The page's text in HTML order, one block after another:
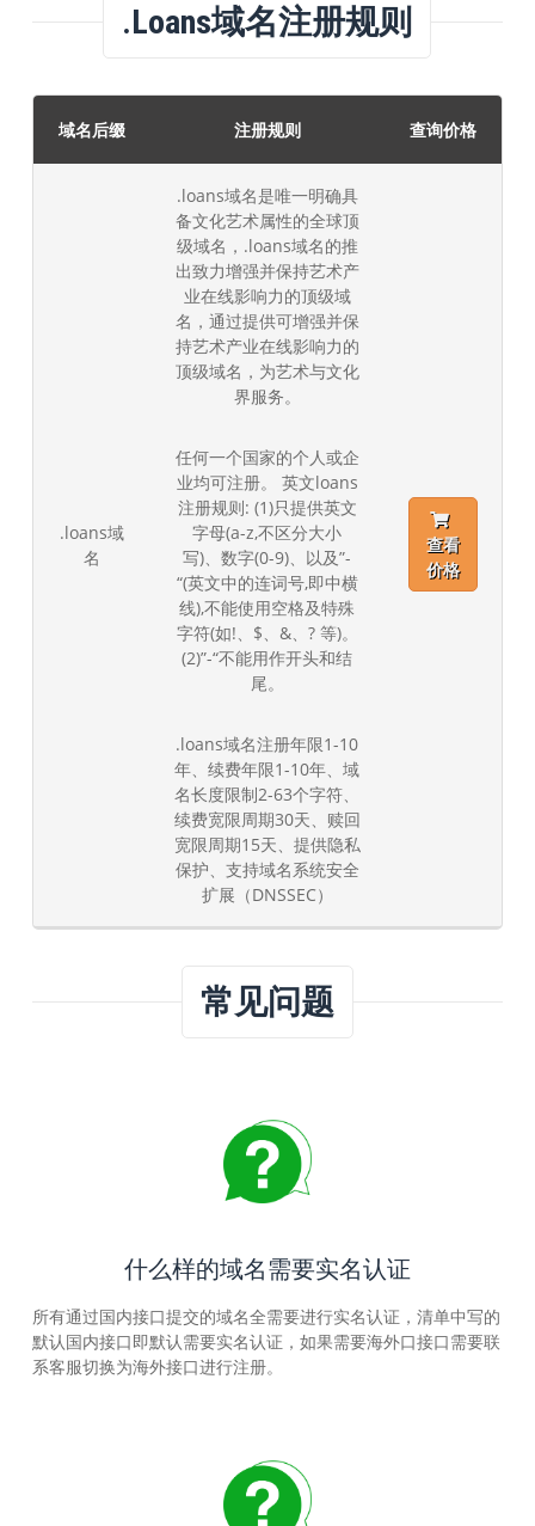
.loans域名注册规则
域名后缀 注册规则 查询价格
.loans域
名
.loans域名是唯一明确具
备文化艺术属性的全球顶
级域名，.loans域名的推
出致力增强并保持艺术产
业在线影响力的顶级域
名，通过提供可增强并保
持艺术产业在线影响力的
顶级域名，为艺术与文化
界服务。
任何一个国家的个人或企
业均可注册。 英文loans
注册规则: (1)只提供英文
字母(a-z,不区分大小
写)、数字(0-9)、以及”-
“(英文中的连词号,即中横
线),不能使用空格及特殊
字符(如!、$、&、? 等)。
(2)”-“不能用作开头和结
尾。
.loans域名注册年限1-10
年、续费年限1-10年、域
名长度限制2-63个字符、
续费宽限周期30天、赎回
宽限周期15天、提供隐私
保护、支持域名系统安全
扩展（DNSSEC）
查看
价格
常见问题
什么样的域名需要实名认证
所有通过国内接口提交的域名全需要进行实名认证，清单中写的
默认国内接口即默认需要实名认证，如果需要海外口接口需要联
系客服切换为海外接口进行注册。